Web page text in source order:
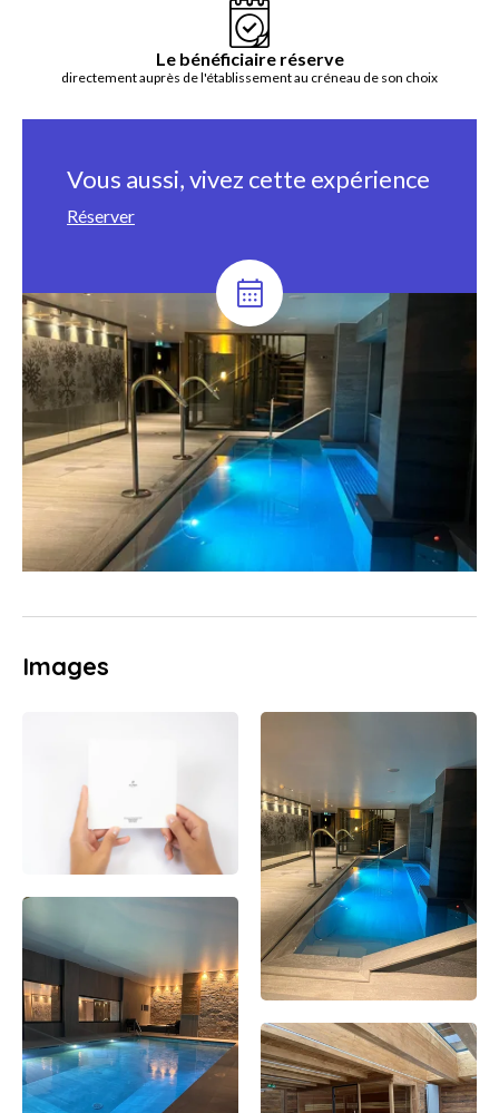
Le bénéficiaire réserve
directement auprès de l'établissement au créneau de son choix
Vous aussi, vivez cette expérience
Réserver
Images